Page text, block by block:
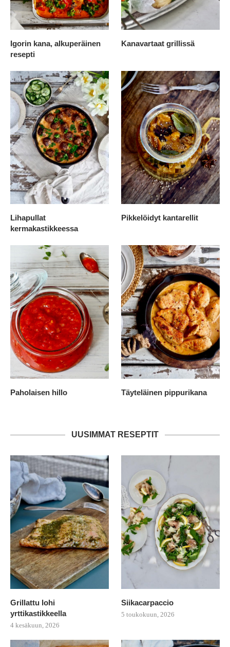
Igorin kana, alkuperäinen
resepti
Kanavartaat grillissä
Lihapullat
kermakastikkeessa
Pikkelöidyt kantarellit
Paholaisen hillo Täyteläinen pippurikana
UUSIMMAT RESEPTIT
Grillattu lohi
yrttikastikkeella
4 kesäkuun, 2026
Siikacarpaccio
5 toukokuun, 2026